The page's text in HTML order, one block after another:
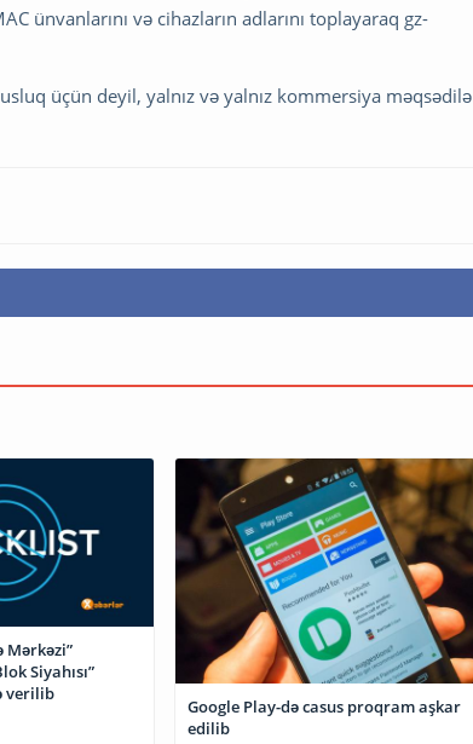
ünvanlarını və cihazların adlarını toplayaraq gz-
üçün deyil, yalnız və yalnız kommersiya məqsədilə
Mərkəzi”
Siyahısı”
verilib
Google Play-də casus proqram aşkar
edilib